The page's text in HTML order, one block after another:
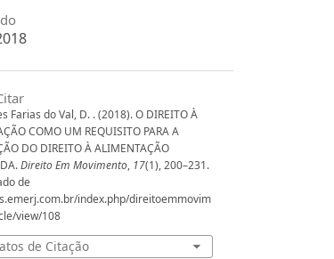
Farias do Val, D. . (2018). O DIREITO À
COMO UM REQUISITO PARA A
DO DIREITO À ALIMENTAÇÃO
Direito Em Movimento, 17(1), 200–231.
de
index.php/direitoemmovim
view/108
de Citação